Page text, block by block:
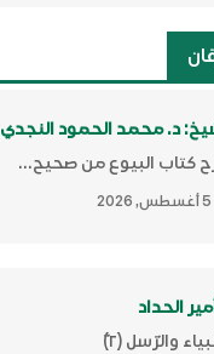
د. محمد الحمود النجدي
كتاب البيوع من صحيح...
5 أغسطس, 2026
الحداد
والرّسل (٢)ّ